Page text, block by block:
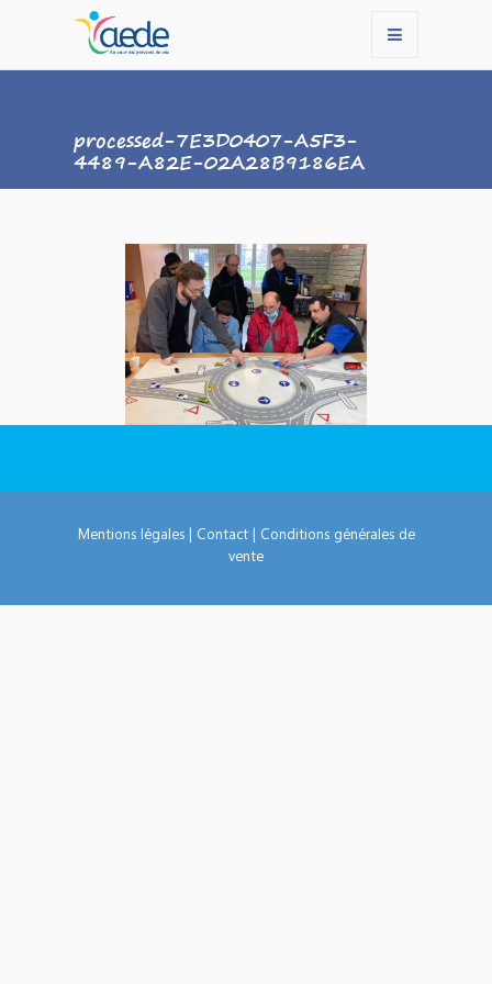
processed-7E3D0407-A5F3-
4489-A82E-02A28B9186EA
Mentions légales| Contact| Conditions générales de
vente